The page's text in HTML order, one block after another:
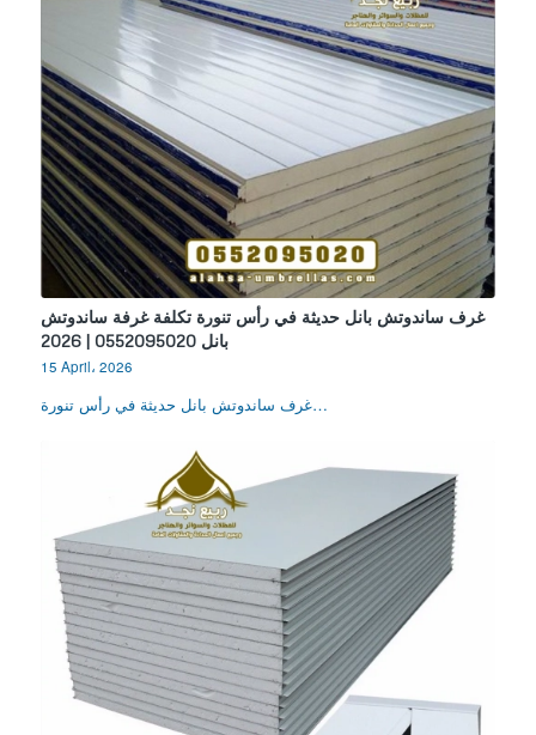
غرف ساندوتش بانل حديثة في رأس تنورة تكلفة غرفة ساندوتش
بانل 0552095020 | 2026
15 April، 2026
غرف ساندوتش بانل حديثة في رأس تنورة…